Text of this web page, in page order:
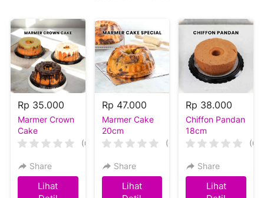
Rp 35.000
Marmer Crown
Cake
(0)
Share
Lihat
Rp 47.000
Marmer Cake
20cm
(0)
Share
Lihat
Rp 38.000
Chiffon Pandan
18cm
(0)
Share
Lihat